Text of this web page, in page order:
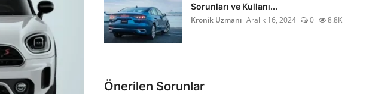
Sorunları ve Kullanı...
Kronik Uzmanı Aralık 16, 2024 0 8.8K
Önerilen Sorunlar